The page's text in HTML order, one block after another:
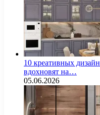
10 креативных
вдохновят на…
05.06.2026